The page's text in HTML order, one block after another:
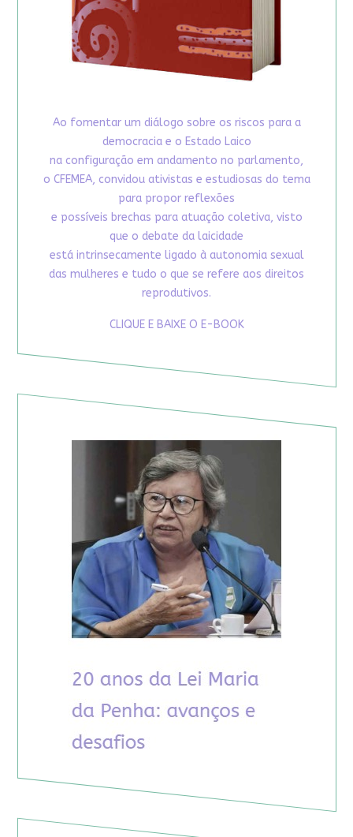
Ao fomentar um diálogo sobre os riscos para a
democracia e o Estado Laico
na configuração em andamento no parlamento,
o CFEMEA, convidou ativistas e estudiosas do tema
para propor reflexões
e possíveis brechas para atuação coletiva, visto
que o debate da laicidade
está intrinsecamente ligado à autonomia sexual
das mulheres e tudo o que se refere aos direitos
reprodutivos.
CLIQUE E BAIXE O E-BOOK